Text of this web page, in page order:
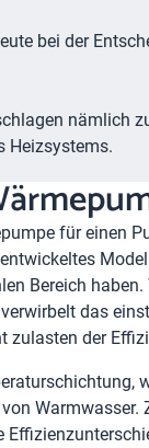
bei der
nämlich
Heizsystems.
für einen
Bereich
das
zulasten der